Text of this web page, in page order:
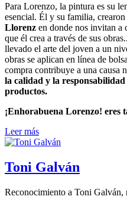
Para Lorenzo, la pintura es su
esencial. Él y su familia,
Llorenz en donde nos invitan a
que él crea a través de sus
llevado el arte del joven a un
obras se aplican en línea de
compra contribuye a una causa
la calidad y la responsabilidad
productos.
¡Enhorabuena Lorenzo! eres
Leer más
Toni Galván
Reconocimiento a Toni Galván,